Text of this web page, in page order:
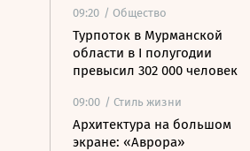
09:20 / Общество
Турпоток в Мурманской
области в I полугодии
превысил 302 000 человек
09:00 / Стиль жизни
Архитектура на большом
экране: «Аврора»